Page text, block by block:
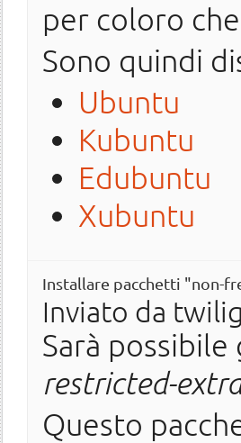
per coloro
Sono quindi
Ubuntu
Kubuntu
Edubuntu
Xubuntu
Installare pacchetti "non-
Inviato da
Sarà
restricted-
Questo